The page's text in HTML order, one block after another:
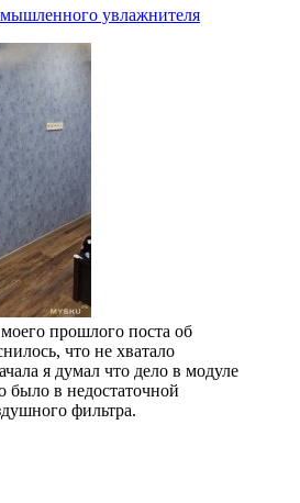
увлажнителя
прошлого поста об
что не хватало
я думал что дело в модуле
было в недостаточной
фильтра.